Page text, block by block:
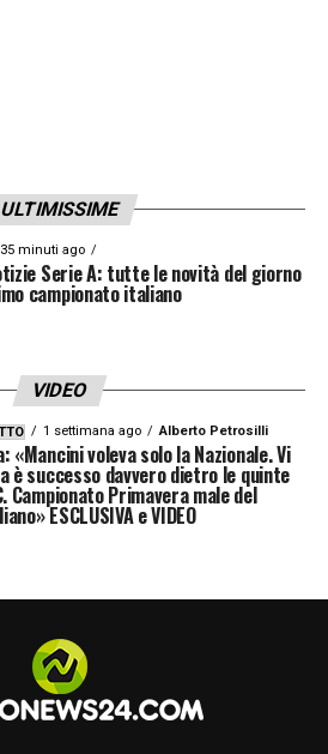
ULTIMISSIME
35 minuti ago
Serie A: tutte le novità del giorno
campionato italiano
VIDEO
1 settimana ago Alberto Petrosilli
«Mancini voleva solo la Nazionale. Vi
è successo davvero dietro le quinte
Campionato Primavera male del
ESCLUSIVA e VIDEO